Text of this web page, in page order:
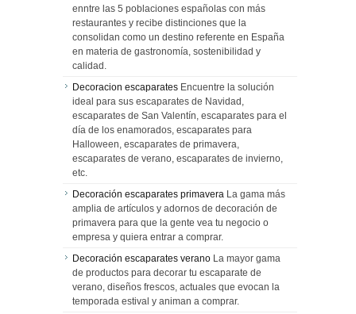
enntre las 5 poblaciones españolas con más
restaurantes y recibe distinciones que la
consolidan como un destino referente en España
en materia de gastronomía, sostenibilidad y
calidad.
Decoracion escaparates Encuentre la solución
ideal para sus escaparates de Navidad,
escaparates de San Valentín, escaparates para el
día de los enamorados, escaparates para
Halloween, escaparates de primavera,
escaparates de verano, escaparates de invierno,
etc.
Decoración escaparates primavera La gama más
amplia de artículos y adornos de decoración de
primavera para que la gente vea tu negocio o
empresa y quiera entrar a comprar.
Decoración escaparates verano La mayor gama
de productos para decorar tu escaparate de
verano, diseños frescos, actuales que evocan la
temporada estival y animan a comprar.